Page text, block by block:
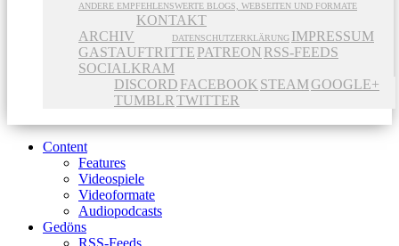
ANDERE EMPFEHLENSWERTE BLOGS, WEBSEITEN UND FORMATE
ARCHIV
KONTAKT
DATENSCHUTZERKLÄRUNG IMPRESSUM
GASTAUFTRITTE PATREON RSS-FEEDS
SOCIALKRAM
DISCORD FACEBOOK STEAMGOOGLE+
TUMBLR TWITTER
Content
Features
Videospiele
Videoformate
Audiopodcasts
Gedöns